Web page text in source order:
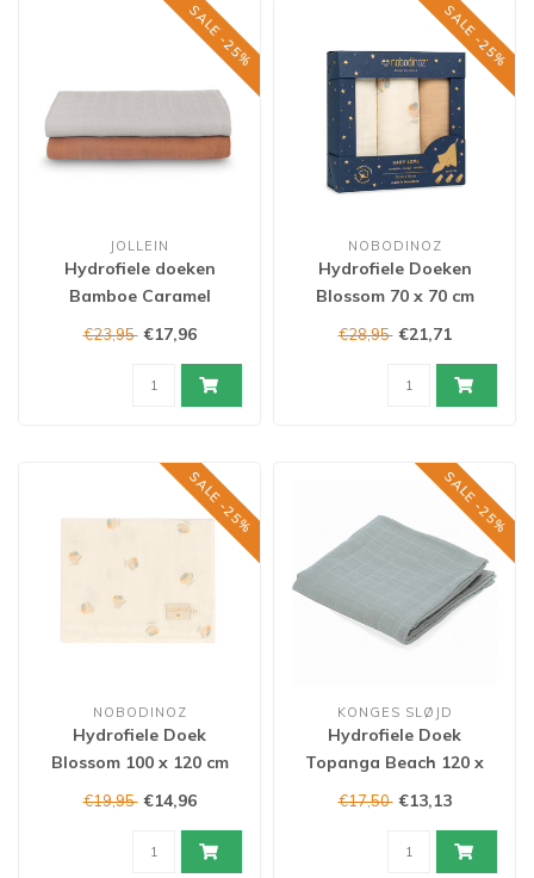
SALE -25%
JOLLEIN
Hydrofiele doeken
Bamboe Caramel
115x115 cm
€23,95 €17,96
SALE -25%
NOBODINOZ
Hydrofiele Doeken
Blossom 70 x 70 cm
€28,95 €21,71
SALE -25%
NOBODINOZ
Hydrofiele Doek
Blossom 100 x 120 cm
€19,95 €14,96
SALE -25%
KONGES SLØJD
Hydrofiele Doek
Topanga Beach 120 x
120 cm
€17,50 €13,13